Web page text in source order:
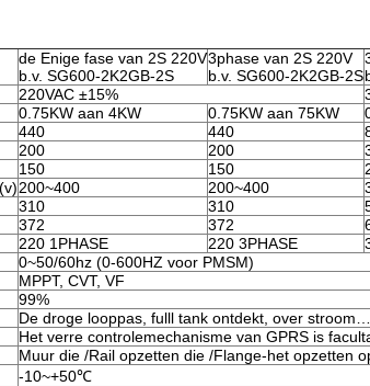
de Enige fase van 2S 220V
b.v. SG600-2K2GB-2S
3phase van 2S 220V
b.v. SG600-2K2GB-2S
220VAC ±15%
0.75KW aan 4KW 0.75KW aan 75KW
440 440
200 200
150 150
200~400 200~400
310 310
372 372
220 1PHASE 220 3PHASE
0~50/60hz (0-600HZ voor PMSM)
MPPT, CVT, VF
99%
De droge looppas, fulll tank ontdekt, over
Het verre controlemechanisme van GPRS is
Muur die /Rail opzetten die /Flange-het opzetten
-10~+50℃